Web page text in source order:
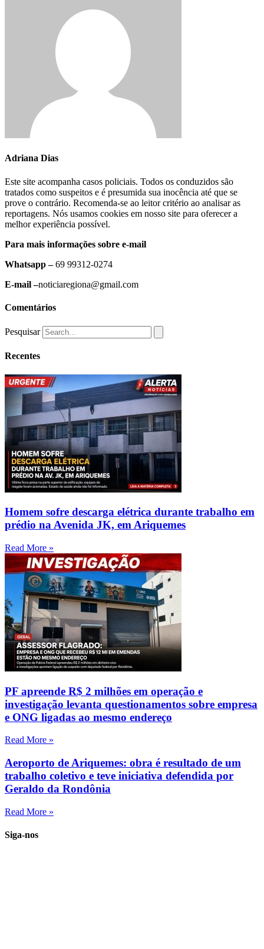
Adriana Dias
Este site acompanha casos policiais. Todos os conduzidos são
tratados como suspeitos e é presumida sua inocência até que se
prove o contrário. Recomenda-se ao leitor critério ao analisar as
reportagens. Nós usamos cookies em nosso site para oferecer a
melhor experiência possível.
Para mais informações sobre e-mail
Whatsapp –69 99312-0274
E-mail –noticiaregiona@gmail.com
Comentários
Pesquisar
Recentes
Homem sofre descarga elétrica durante trabalho em
prédio na Avenida JK, em Ariquemes
Read More »
PF apreende R$ 2 milhões em operação e
investigação levanta questionamentos sobre empresa
e ONG ligadas ao mesmo endereço
Read More »
Aeroporto de Ariquemes: obra é resultado de um
trabalho coletivo e teve iniciativa defendida por
Geraldo da Rondônia
Read More »
Siga-nos